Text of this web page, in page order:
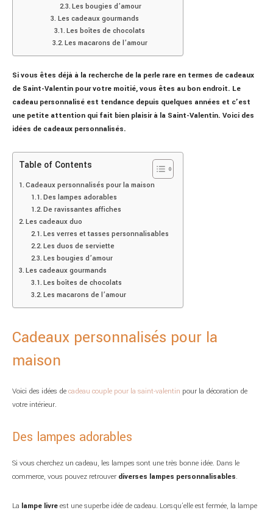
Les bougies d’amour
Les cadeaux gourmands
Les boîtes de chocolats
Les macarons de l’amour
Si vous êtes déjà à la recherche de la perle rare en termes de cadeaux
de Saint-Valentin pour votre moitié, vous êtes au bon endroit. Le
cadeau personnalisé est tendance depuis quelques années et c’est
une petite attention qui fait bien plaisir à la Saint-Valentin. Voici des
idées de cadeaux personnalisés.
Table of Contents
Cadeaux personnalisés pour la maison
Des lampes adorables
De ravissantes affiches
Les cadeaux duo
Les verres et tasses personnalisables
Les duos de serviette
Les bougies d’amour
Les cadeaux gourmands
Les boîtes de chocolats
Les macarons de l’amour
Cadeaux personnalisés pour la
maison
Voici des idées decadeau couple pour la saint-valentin pour la décoration de
votre intérieur.
Des lampes adorables
Si vous cherchez un cadeau, les lampes sont une très bonne idée. Dans le
commerce, vous pouvez retrouver diverses lampes personnalisables.
La lampe livreest une superbe idée de cadeau. Lorsqu’elle est fermée, la lampe